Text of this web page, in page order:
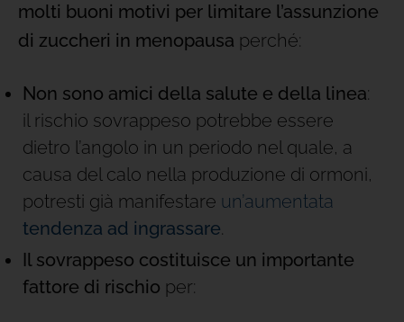
molti buoni motivi per limitare l’assunzione
di zuccheri in menopausa perché:
Non sono amici della salute e della linea:
il rischio sovrappeso potrebbe essere
dietro l’angolo in un periodo nel quale, a
causa del calo nella produzione di ormoni,
potresti già manifestare un’aumentata
tendenza ad ingrassare.
Il sovrappeso costituisce un importante
fattore di rischio per: